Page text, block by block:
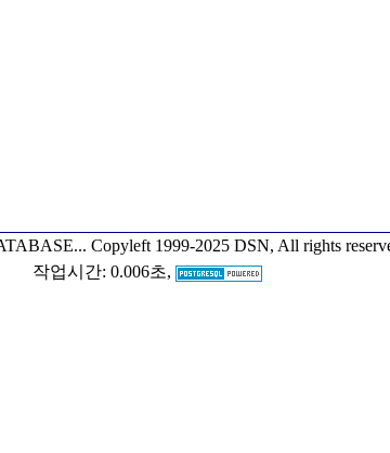
Copyleft 1999-2025 DSN, All rights
작업시간: 0.006초,